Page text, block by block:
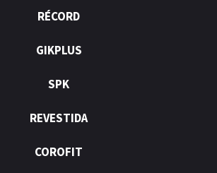
RÉCORD
GIKPLUS
SPK
REVESTIDA
COROFIT